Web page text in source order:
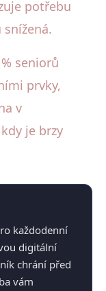
potřebu
seniorů
prvky,
v
je brzy
každodenní
digitální
chrání před
vám